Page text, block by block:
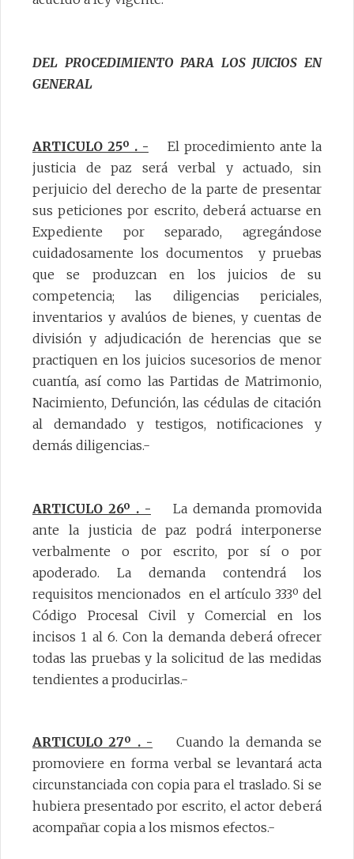
DEL PROCEDIMIENTO PARA LOS JUICIOS EN
GENERAL
ARTICULO 25º . - El procedimiento ante la
justicia de paz será verbal y actuado, sin
perjuicio del derecho de la parte de presentar
sus peticiones por escrito, deberá actuarse en
Expediente por separado, agregándose
cuidadosamente los documentos y pruebas
que se produzcan en los juicios de su
competencia; las diligencias periciales,
inventarios y avalúos de bienes, y cuentas de
división y adjudicación de herencias que se
practiquen en los juicios sucesorios de menor
cuantía, así como las Partidas de Matrimonio,
Nacimiento, Defunción, las cédulas de citación
al demandado y testigos, notificaciones y
demás diligencias.-
ARTICULO 26º . - La demanda promovida
ante la justicia de paz podrá interponerse
verbalmente o por escrito, por sí o por
apoderado. La demanda contendrá los
requisitos mencionados en el artículo 333º del
Código Procesal Civil y Comercial en los
incisos 1 al 6. Con la demanda deberá ofrecer
todas las pruebas y la solicitud de las medidas
tendientes a producirlas.-
ARTICULO 27º . - Cuando la demanda se
promoviere en forma verbal se levantará acta
circunstanciada con copia para el traslado. Si se
hubiera presentado por escrito, el actor deberá
acompañar copia a los mismos efectos.-